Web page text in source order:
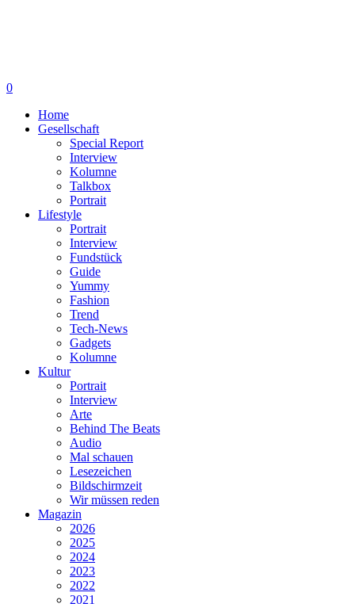
0
Home
Gesellschaft
Special Report
Interview
Kolumne
Talkbox
Portrait
Lifestyle
Portrait
Interview
Fundstück
Guide
Yummy
Fashion
Trend
Tech-News
Gadgets
Kolumne
Kultur
Portrait
Interview
Arte
Behind The Beats
Audio
Mal schauen
Lesezeichen
Bildschirmzeit
Wir müssen reden
Magazin
2026
2025
2024
2023
2022
2021